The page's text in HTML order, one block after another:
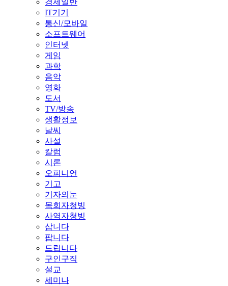
경제일반
IT기기
통신/모바일
소프트웨어
인터넷
게임
과학
음악
영화
도서
TV/방송
생활정보
날씨
사설
칼럼
시론
오피니언
기고
기자의눈
목회자청빙
사역자청빙
삽니다
팝니다
드립니다
구인구직
설교
세미나